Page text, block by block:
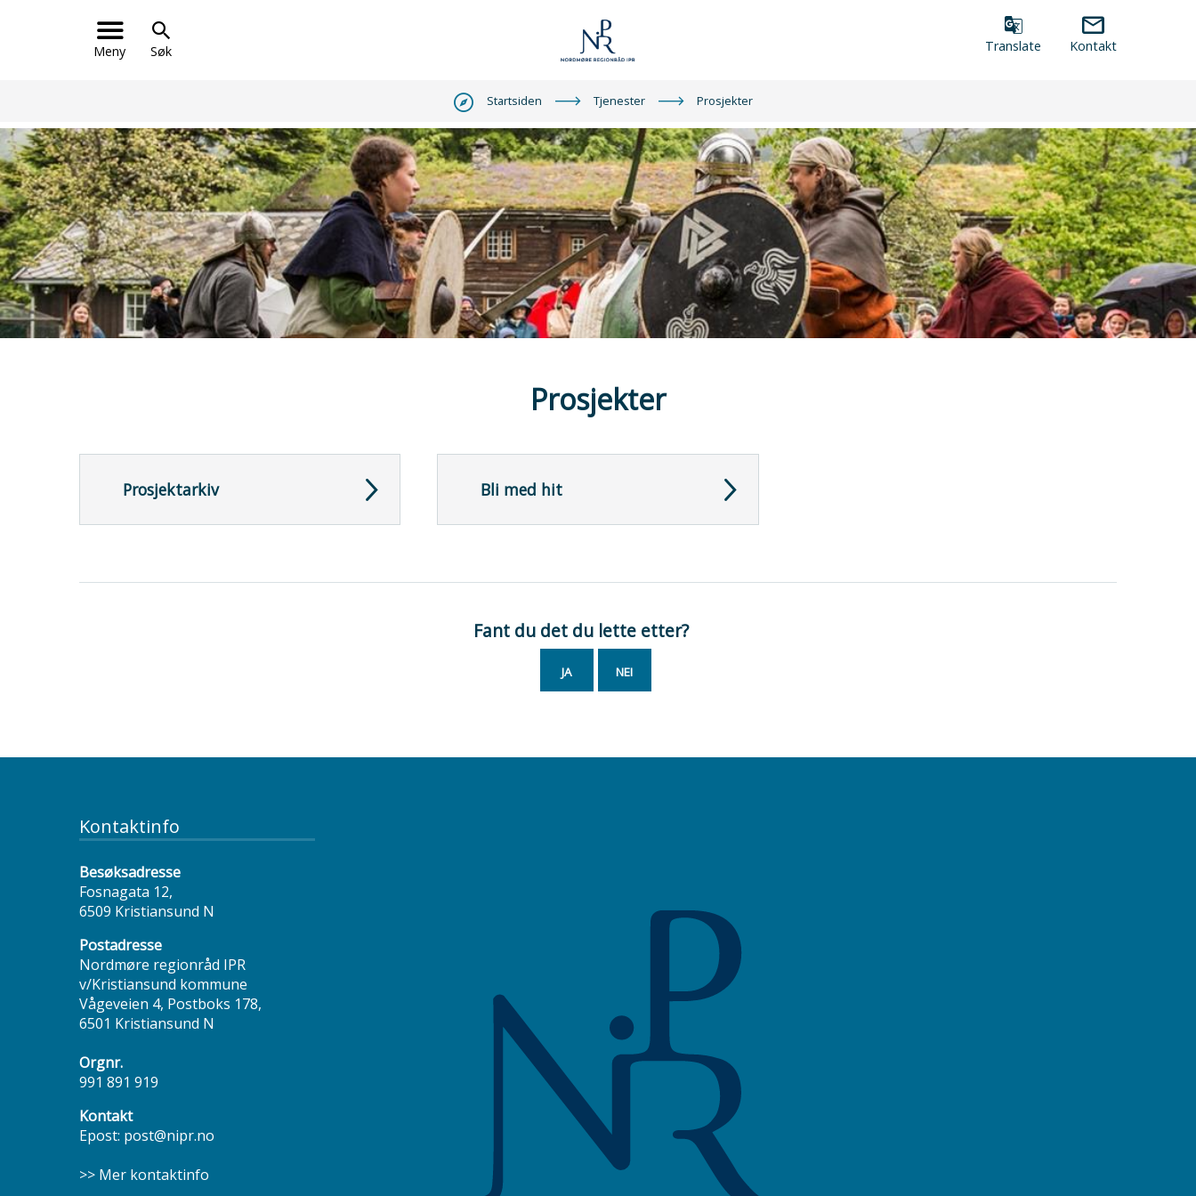
Søk
Nordmøre
IPR
Verktøymeny
Translate Kontakt
Meny
Startsiden Tjenester Prosjekter
Prosjekter
Prosjektarkiv Bli med hit
Fant du det du lette etter?
JA NEI
Kontaktinfo
Besøksadresse
Fosnagata 12,
6509 Kristiansund N
Postadresse
Nordmøre regionråd IPR
v/Kristiansund kommune
Vågeveien 4, Postboks 178,
6501 Kristiansund N
Orgnr.
991 891 919
Kontakt
Epost: post@nipr.no
>> Mer kontaktinfo